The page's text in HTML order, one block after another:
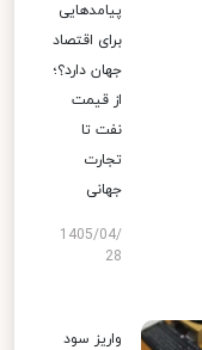
پیامدهایی
برای اقتصاد
جهان دارد؟؛
از قیمت
نفت تا
تجارت
جهانی
1405/04/
28
واریز سود